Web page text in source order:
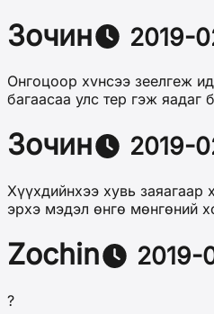
Зочин 2019-
Онгоцоор хvнсээ зеелгеж
багаасаа улс тер гэж яадаг
Зочин 2019-
Хүүхдийнхээ хувь заяагаар
эрхэ мэдэл өнгө мөнгөний
Zochin 2019-
?